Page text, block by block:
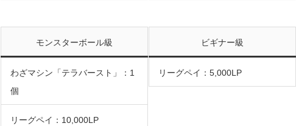
モンスターボール級
わざマシン「テラバースト」：1
個
リーグペイ：10,000LP
ビギナー級
リーグペイ：5,000LP